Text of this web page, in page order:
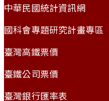
中華民國統計資訊網
國科會專題研究計畫專區
臺灣高鐵票價
臺鐵公司票價
臺灣銀行匯率表